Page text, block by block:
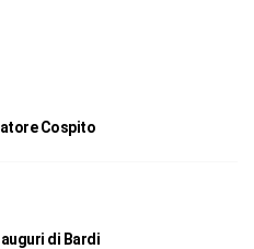
Cospito
di Bardi